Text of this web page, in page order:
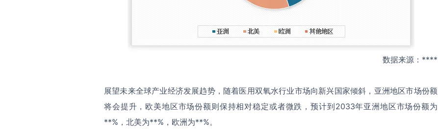
数据来源：****
展望未来全球产业经济发展趋势，随着医用双氧水行业市场向新兴国家倾斜，亚洲地区市场份额
将会提升，欧美地区市场份额则保持相对稳定或者微跌，预计到2033年亚洲地区市场份额为
**%，北美为**%，欧洲为**%。